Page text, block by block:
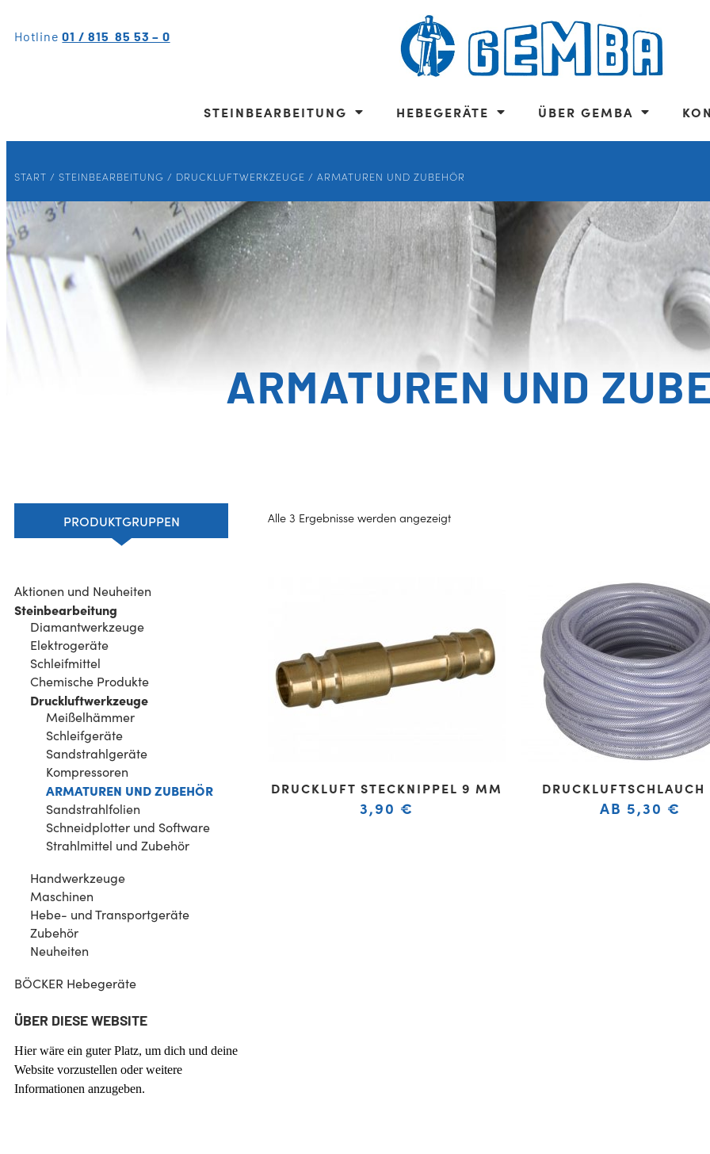
Hotline01 / 815 85 53 – 0
STEINBEARBEITUNG HEBEGERÄTE ÜBER GEMBA
START / STEINBEARBEITUNG / DRUCKLUFTWERKZEUGE / ARMATUREN UND ZUBEHÖR
ARMATUREN UND
PRODUKTGRUPPEN
Aktionen und Neuheiten
Steinbearbeitung
Diamantwerkzeuge
Elektrogeräte
Schleifmittel
Chemische Produkte
Druckluftwerkzeuge
Meißelhämmer
Schleifgeräte
Sandstrahlgeräte
Kompressoren
ARMATUREN UND ZUBEHÖR
Sandstrahlfolien
Schneidplotter und Software
Strahlmittel und Zubehör
Handwerkzeuge
Maschinen
Hebe- und Transportgeräte
Zubehör
Neuheiten
BÖCKER Hebegeräte
ÜBER DIESE WEBSITE
Hier wäre ein guter Platz, um dich und deine
Website vorzustellen oder weitere
Informationen anzugeben.
Alle 3 Ergebnisse werden angezeigt
DRUCKLUFT STECKNIPPEL 9 MM
3,90 €
DRUCKLUFTSCHLAUCH
AB 5,30 €